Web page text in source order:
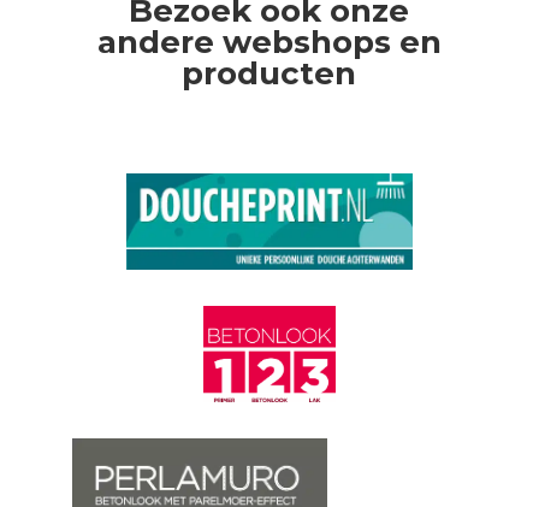
Bezoek ook onze
andere webshops en
producten